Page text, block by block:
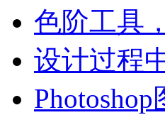
色阶工具
设计过程